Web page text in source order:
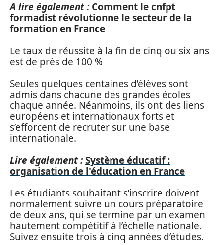
A lire également : Comment le cnfpt
formadist révolutionne le secteur de la
formation en France
Le taux de réussite à la fin de cinq ou six ans
est de près de 100 %
Seules quelques centaines d’élèves sont
admis dans chacune des grandes écoles
chaque année. Néanmoins, ils ont des liens
européens et internationaux forts et
s’efforcent de recruter sur une base
internationale.
Lire également :Système éducatif :
organisation de l'éducation en France
Les étudiants souhaitant s’inscrire doivent
normalement suivre un cours préparatoire
de deux ans, qui se termine par un examen
hautement compétitif à l’échelle nationale.
Suivez ensuite trois à cinq années d’études.